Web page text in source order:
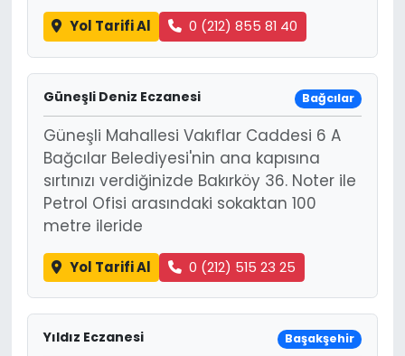
Yol Tarifi Al 0 (212) 855 81 40
Güneşli Deniz Eczanesi Bağcılar
Güneşli Mahallesi Vakıflar Caddesi 6 A
Bağcılar Belediyesi'nin ana kapısına
sırtınızı verdiğinizde Bakırköy 36. Noter ile
Petrol Ofisi arasındaki sokaktan 100
metre ileride
Yol Tarifi Al 0 (212) 515 23 25
Yıldız Eczanesi Başakşehir